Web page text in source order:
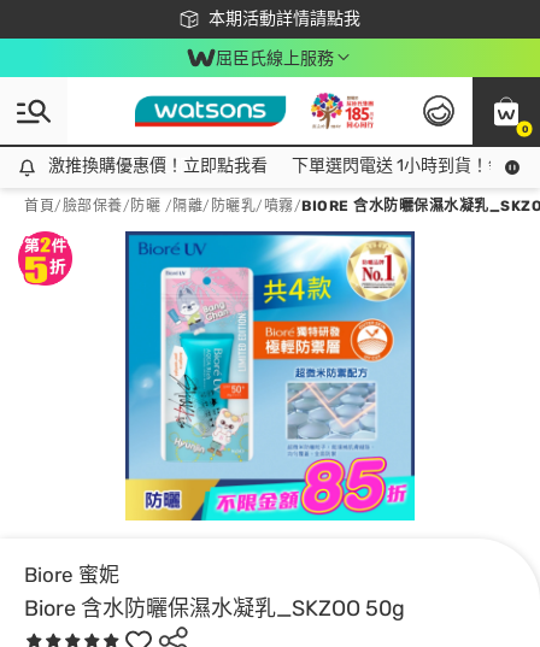
本期活動詳情請點我
下載app最高回饋$350
屈臣氏線上服務
0
激推換購優惠價！立即點我看
激推換購優惠價！立即點我看 下單選閃電送 1小時到貨！領神
首頁/臉部保養/ 防曬 /隔離/ 防曬乳/噴霧/BIORE 含水防曬保濕水凝乳
Biore 蜜妮
Biore 含水防曬保濕水凝乳_SKZOO 50g